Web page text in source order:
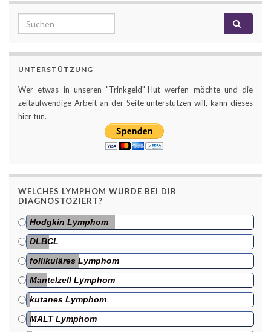
Search for:
UNTERSTÜTZUNG
Wer etwas in unseren "Trinkgeld"-Hut werfen möchte und die
zeitaufwendige Arbeit an der Seite unterstützen will, kann dieses
hier tun.
WELCHES LYMPHOM WURDE BEI DIR
DIAGNOSTOZIERT?
Hodgkin Lymphom
DLBCL
follikuläres Lymphom
Mantelzell Lymphom
kutanes Lymphom
MALT Lymphom